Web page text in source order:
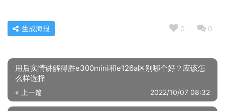
0 0
生成海报
用后实情讲解得胜e300mini和e126a区别哪个好？应该怎
么样选择
« 上一篇 2022/10/07 08:32